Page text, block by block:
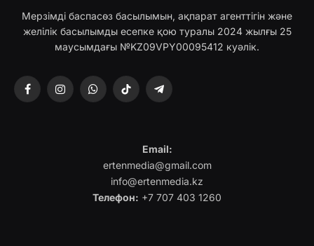
Мерзімді баспасөз басылымын, ақпарат агенттігін және
желілік басылымды есепке қою туралы 2024 жылғы 25
маусымдағы №KZ09VPY00095412 куәлік.
FacebookInstagramWhatsAppTikTok Telegram
Email:
ertenmedia@gmail.com
info@ertenmedia.kz
Телефон: +7 707 403 1260